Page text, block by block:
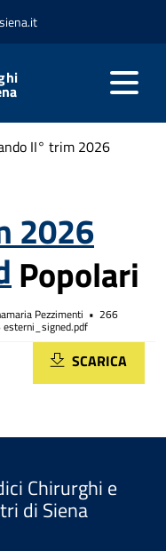
II° trim 2026
2026
Popolari
Pezzimenti 266
SCARICA
Chirurghi e
di Siena